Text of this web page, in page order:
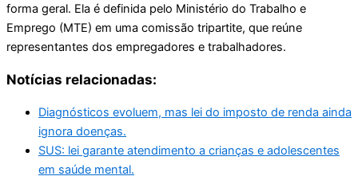
forma geral. Ela é definida pelo Ministério do Trabalho e
Emprego (MTE) em uma comissão tripartite, que reúne
representantes dos empregadores e trabalhadores.
Notícias relacionadas:
Diagnósticos evoluem, mas lei do imposto de renda ainda
ignora doenças.
SUS: lei garante atendimento a crianças e adolescentes
em saúde mental.